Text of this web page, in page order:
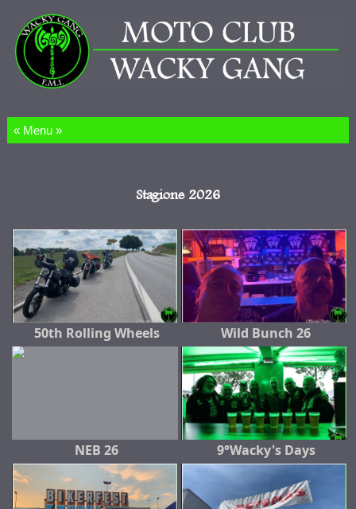
Salta al contenuto
Stagione 2026
50th Rolling Wheels Wild Bunch 26
NEB 26 9°Wacky's Days